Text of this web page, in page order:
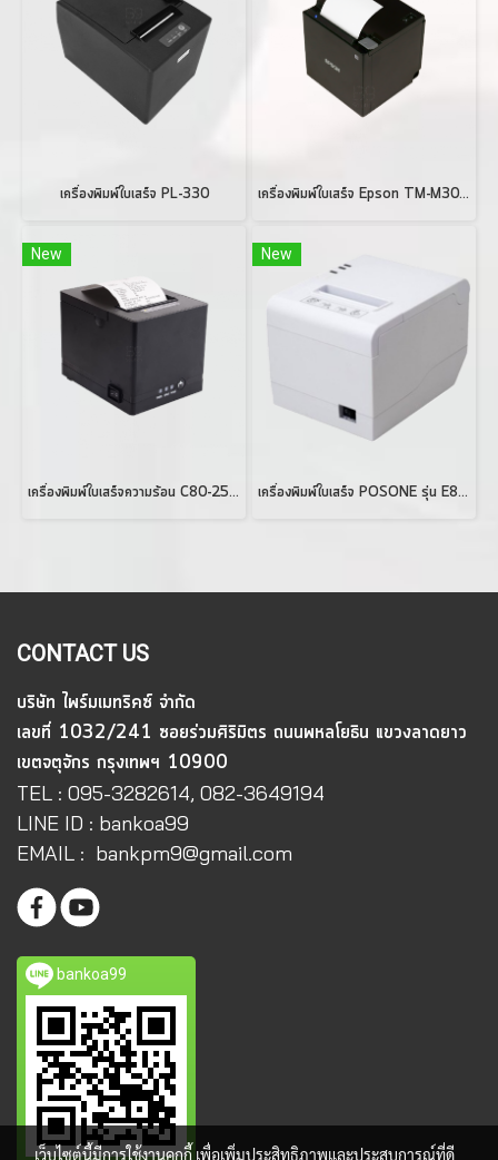
เครื่องพิมพ์ใบเสร็จ PL-330 เครื่องพิมพ์ใบเสร็จ Epson TM-M30II POS Receipt Printer
New
เครื่องพิมพ์ใบเสร็จความร้อน C80-250I Plus Receipt Printer
New
เครื่องพิมพ์ใบเสร็จ POSONE รุ่น E80N
CONTACT US
บริษัท ไพร์มเมทริคซ์ จำกัด
เลขที่ 1032/241 ซอยร่วมศิริมิตร ถนนพหลโยธิน แขวงลาดยาว
เขตจตุจักร กรุงเทพฯ 10900
TEL : 095-3282614, 082-3649194
LINE ID : bankoa99
EMAIL : bankpm9@gmail.com
bankoa99
เว็บไซต์นี้มีการใช้งานคุกกี้ เพื่อเพิ่มประสิทธิภาพและประสบการณ์ที่ดี